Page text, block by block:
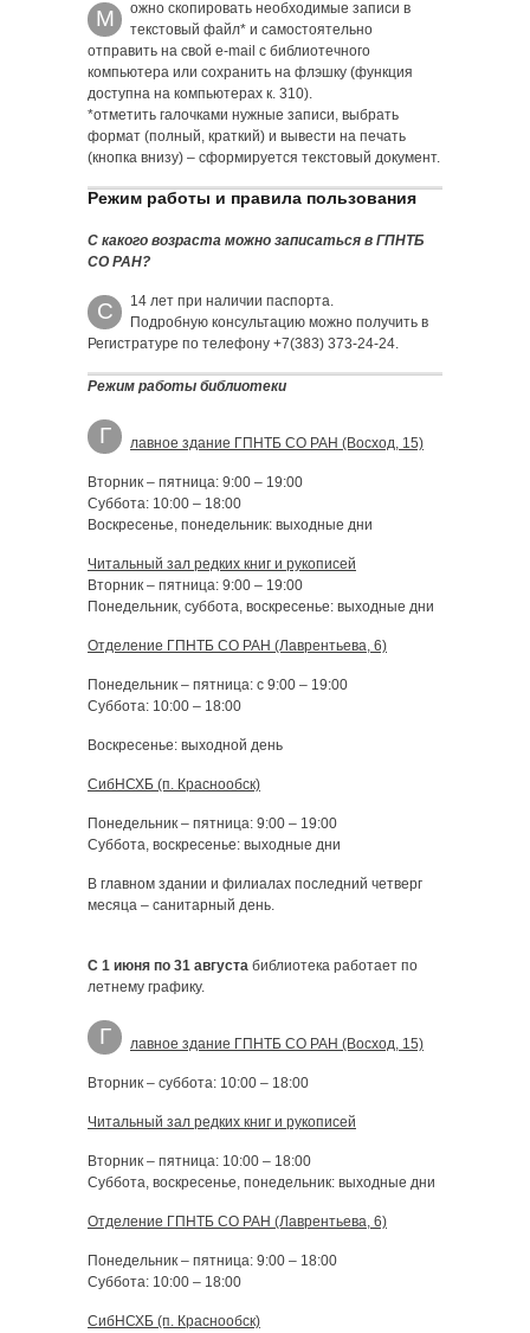
М
ожно скопировать необходимые записи в
текстовый файл* и самостоятельно
отправить на свой e-mail с библиотечного
компьютера или сохранить на флэшку (функция
доступна на компьютерах к. 310).
*отметить галочками нужные записи, выбрать
формат (полный, краткий) и вывести на печать
(кнопка внизу) – сформируется текстовый документ.
Режим работы и правила пользования
С какого возраста можно записаться в ГПНТБ
СО РАН?
С
14 лет при наличии паспорта.
Подробную консультацию можно получить в
Регистратуре по телефону +7(383) 373-24-24.
Режим работы библиотеки
Г лавное здание ГПНТБ СО РАН (Восход, 15)
Вторник – пятница: 9:00 – 19:00
Суббота: 10:00 – 18:00
Воскресенье, понедельник: выходные дни
Читальный зал редких книг и рукописей
Вторник – пятница: 9:00 – 19:00
Понедельник, суббота, воскресенье: выходные дни
Отделение ГПНТБ СО РАН (Лаврентьева, 6)
Понедельник – пятница: с 9:00 – 19:00
Суббота: 10:00 – 18:00
Воскресенье: выходной день
СибНСХБ (п. Краснообск)
Понедельник – пятница: 9:00 – 19:00
Суббота, воскресенье: выходные дни
В главном здании и филиалах последний четверг
месяца – санитарный день.
С 1 июня по 31 августа библиотека работает по
летнему графику.
Г лавное здание ГПНТБ СО РАН (Восход, 15)
Вторник – суббота: 10:00 – 18:00
Читальный зал редких книг и рукописей
Вторник – пятница: 10:00 – 18:00
Суббота, воскресенье, понедельник: выходные дни
Отделение ГПНТБ СО РАН (Лаврентьева, 6)
Понедельник – пятница: 9:00 – 18:00
Суббота: 10:00 – 18:00
СибНСХБ (п. Краснообск)